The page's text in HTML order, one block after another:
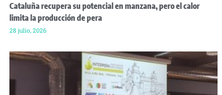
Cataluña recupera su potencial en manzana, pero el calor
limita la producción de pera
28 julio, 2026